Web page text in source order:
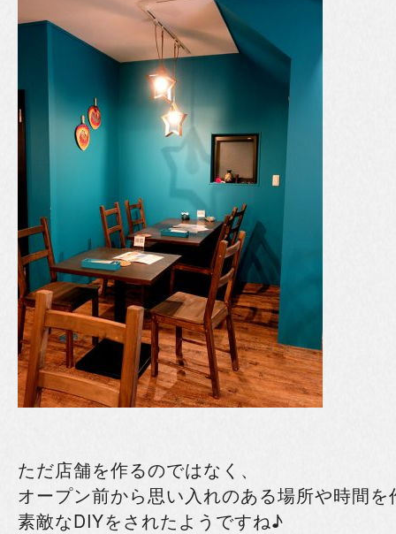
ただ店舗を作るのではなく、
オープン前から思い入れのある場所や時間
素敵なDIYをされたようですね♪